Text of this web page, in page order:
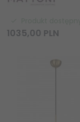
1035,00 PLN